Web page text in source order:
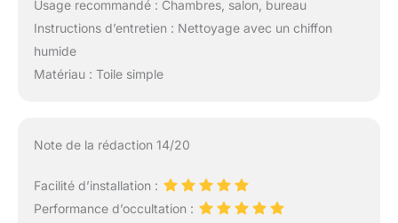
Usage recommandé : Chambres, salon, bureau
Instructions d’entretien : Nettoyage avec un chiffon
humide
Matériau : Toile simple
Note de la rédaction 14/20
Facilité d’installation :
Performance d’occultation :